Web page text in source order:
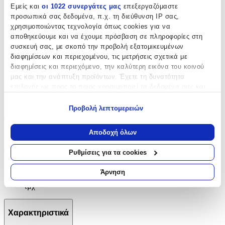
Εμείς και οι 1022 συνεργάτες μας επεξεργαζόμαστε
προσωπικά σας δεδομένα, π.χ. τη διεύθυνση IP σας,
χρησιμοποιώντας τεχνολογία όπως cookies για να
αποθηκεύουμε και να έχουμε πρόσβαση σε πληροφορίες στη
συσκευή σας, με σκοπό την προβολή εξατομικευμένων
διαφημίσεων και περιεχομένου, τις μετρήσεις σχετικά με
διαφημίσεις και περιεχόμενο, την καλύτερη εικόνα του κοινού
μας και την ανάπτυξη προϊόντων. Έχετε τη δυνατότητα
Να συλλέξουμε πληροφορίες σχετικά με τη γεωγραφική
σας τοποθεσία, οι οποίες μπορεί να είναι ακριβείς σε
απόσταση μερικών μέτρων
Να αναγνωρίσουμε τη συσκευή σας σαρώνοντας ενεργά
για συγκεκριμένα χαρακτηριστικά (δακτυλικό αποτύπωμα)
Μάθετε περισσότερα σχετικά με τον τρόπο επεξεργασίας των
προσωπικών σας δεδομένων και καθορίστε τις προτιμήσεις σας
στηνενότητα “Λεπτομέρειες”
ανακαλέσετε τη συγκατάθεσή σας ανά πάσα στιγμή από τη
Προβολή λεπτομερειών
Αποδοχή όλων
Ρυθμίσεις για τα cookies
Άρνηση
Αρίθμησης:
Όχι
Κύβοι:
Όχι
τμχ
Χαρακτηριστικά